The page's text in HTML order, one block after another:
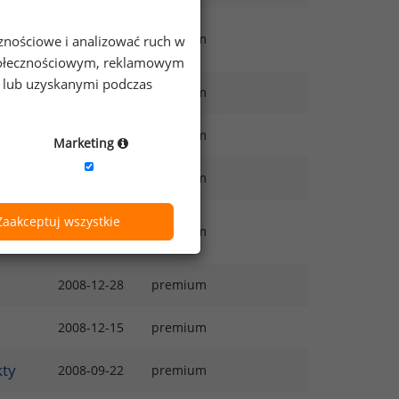
2010-07-05 premium
2010-06-28 premium
2010-05-31 premium
premium
2009-04-21 premium
2008-12-28 premium
2008-12-15 premium
2008-09-22 premium
i analizować ruch w
reklamowym
uzyskanymi podczas
Marketing
wszystkie